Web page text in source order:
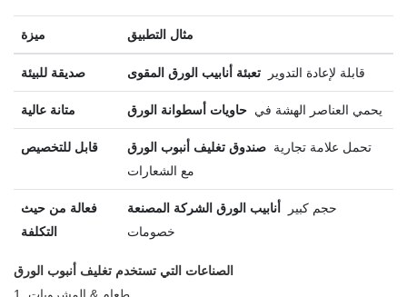
ميزة مثال التطبيق
صديقة للبيئة قابلة لإعادة التدوير تعبئة أنابيب الورق المقوى
متانة عالية يحمي العناصر الهشة في حاويات أسطوانة الورق
قابل للتخصيص تحمل علامة تجارية صندوق تغليف أنبوب الورق
مع الشعارات
فعالة من حيث
التكلفة
حجم كبير
أنابيب الورق الشركة المصنعة
خصومات
الصناعات التي تستخدم تغليف أنبوب الورق